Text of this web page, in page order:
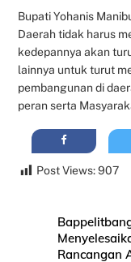
Bupati Yohanis
Daerah tidak harus
kedepannya akan
lainnya untuk turut
pembangunan di
peran serta
Post Views: 907
Rancangan